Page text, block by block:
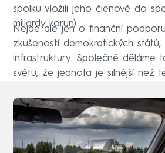
spolku vložili jeho členové do
miliardy korun).
Nejde ale jen o finanční
zkušeností demokratických
infrastruktury. Společně děláme
světu, že jednota je silnější než